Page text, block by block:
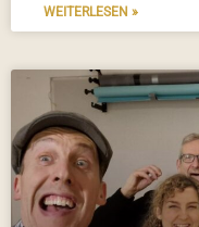
WEITERLESEN »